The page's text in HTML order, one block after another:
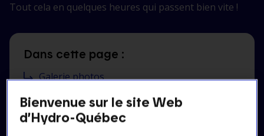
Tout cela en quelques heures qui passent bien vite !
Dans cette page :
Galerie photos
Le saviez-vous ?
Mon histoire
Bienvenue sur le site Web
d’Hydro-Québec